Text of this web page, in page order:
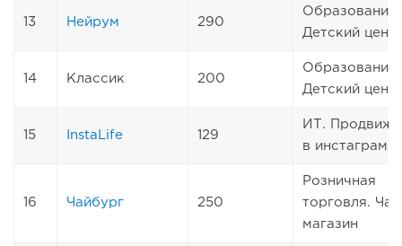
13 Нейрум 290
Образование.
Детский
14 Классик 200
Образование.
Детский
15 InstaLife 129
ИТ.
в инстаграмм
16 Чайбург 250
Розничная
торговля.
магазин